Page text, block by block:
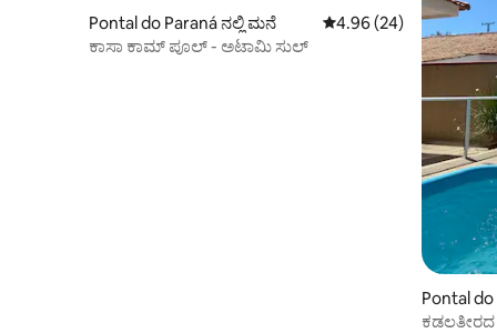
Pontal do Paraná ನಲ್ಲಿ ಮನೆ 5 ರಲ್ಲಿ 4.96 ಸರಾಸರಿ
4.96 (24)
ಕಾಸಾ ಕಾಮ್ ಪೂಲ್ - ಅಟಾಮಿ ಸುಲ್
Pontal